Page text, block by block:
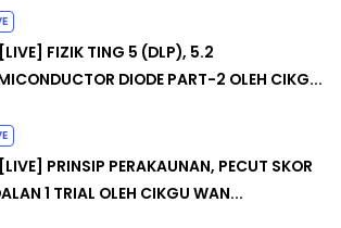
FIZIK TING 5 (DLP), 5.2
DIODE PART-2 OLEH CIKG...
PRINSIP PERAKAUNAN, PECUT SKOR
1 TRIAL OLEH CIKGU WAN...